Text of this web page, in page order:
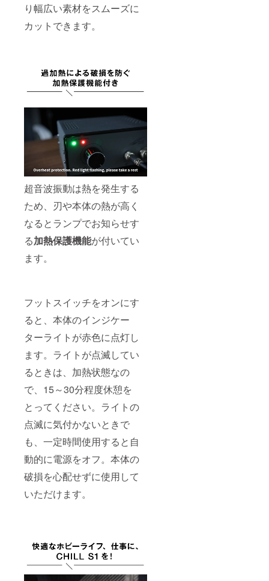
り幅広い素材をスムーズに
カットできます。
超音波振動は熱を発生する
ため、刃や本体の熱が高く
なるとランプでお知らせす
る加熱保護機能が付いてい
ます。
フットスイッチをオンにす
ると、本体のインジケー
ターライトが赤色に点灯し
ます。ライトが点滅してい
るときは、加熱状態なの
で、15～30分程度休憩を
とってください。ライトの
点滅に気付かないときで
も、一定時間使用すると自
動的に電源をオフ。本体の
破損を心配せずに使用して
いただけます。